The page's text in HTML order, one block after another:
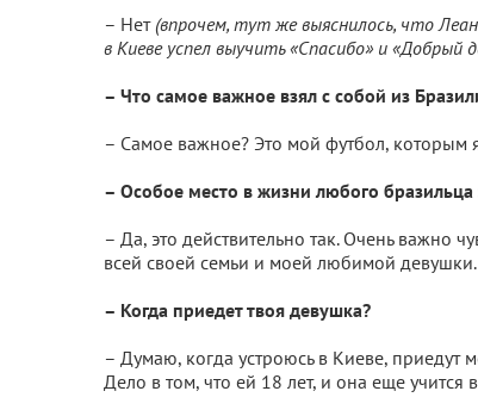
– Нет(впрочем, тут же выяснилось, что
в Киеве успел выучить «Спасибо» и «Добрый
– Что самое важное взял с собой из
– Самое важное? Это мой футбол, которым
– Особое место в жизни любого
– Да, это действительно так. Очень важно
всей своей семьи и моей любимой девушки.
– Когда приедет твоя девушка?
– Думаю, когда устроюсь в Киеве, приедут
Дело в том, что ей 18 лет, и она еще учится